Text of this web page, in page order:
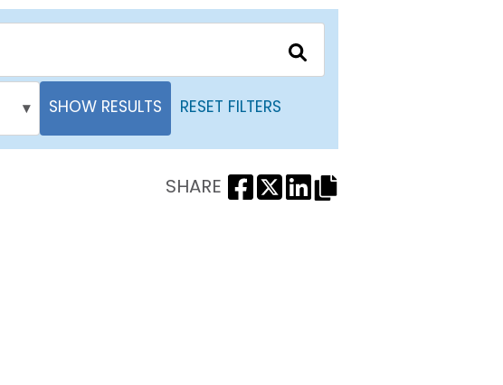
▾ SHOW RESULTS RESET FILTERS
SHARE